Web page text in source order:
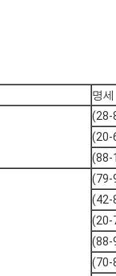
명세
(28-
(20-
(88-
(79-
(42-
(20-
(88-
(70-